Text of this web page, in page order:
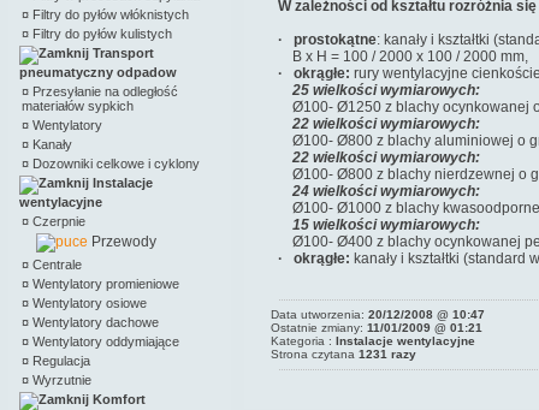
¤ Filtry do pyłów włóknistych
¤ Filtry do pyłów kulistych
Transport
pneumatyczny odpadow
¤ Przesyłanie na odległość
materiałów sypkich
¤ Wentylatory
¤ Kanały
¤ Dozowniki celkowe i cyklony
Instalacje
wentylacyjne
¤ Czerpnie
Przewody
¤ Centrale
¤ Wentylatory promieniowe
¤ Wentylatory osiowe
¤ Wentylatory dachowe
¤ Wentylatory oddymiające
¤ Regulacja
¤ Wyrzutnie
Komfort
W zależności od kształtu rozróżnia
· prostokątne: kanały i kształtki
B x H = 100 / 2000 x 100 / 2000 mm,
· okrągłe: rury wentylacyjne
25 wielkości wymiarowych:
Ø100- Ø1250 z blachy ocynkowanej
22 wielkości wymiarowych:
Ø100- Ø800 z blachy aluminiowej o
22 wielkości wymiarowych:
Ø100- Ø800 z blachy nierdzewnej o
24 wielkości wymiarowych:
Ø100- Ø1000 z blachy
15 wielkości wymiarowych:
Ø100- Ø400 z blachy ocynkowanej
· okrągłe: kanały i kształtki
Data utworzenia: 20/12/2008 @ 10:47
Ostatnie zmiany: 11/01/2009 @ 01:21
Kategoria : Instalacje wentylacyjne
Strona czytana 1231 razy